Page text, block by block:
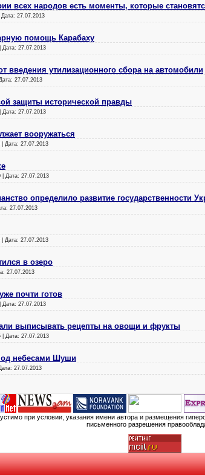
всех народов есть моменты, которые
27.07.2013
помощь Карабаху
Дата: 27.07.2013
введения утилизационного сбора на автомобили
27.07.2013
защиты исторической правды
Дата: 27.07.2013
вооружаться
| Дата: 27.07.2013
| Дата: 27.07.2013
определило развитие государственности
27.07.2013
| Дата: 27.07.2013
в озеро
27.07.2013
почти готов
Дата: 27.07.2013
выписывать рецепты на овощи и фрукты
| Дата: 27.07.2013
небесами Шуши
27.07.2013
при условии, указания имени автора и размещения
письменного разрешения